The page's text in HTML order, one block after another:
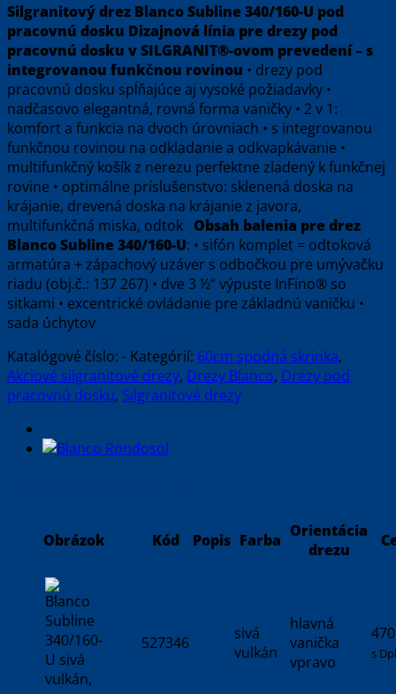
Silgranitový drez Blanco Subline 340/160-U pod
pracovnú dosku Dizajnová línia pre drezy pod
pracovnú dosku v SILGRANIT®-ovom prevedení – s
integrovanou funkčnou rovinou • drezy pod
pracovnú dosku spĺňajúce aj vysoké požiadavky •
nadčasovo elegantná, rovná forma vaničky • 2 v 1:
komfort a funkcia na dvoch úrovniach • s integrovanou
funkčnou rovinou na odkladanie a odkvapkávanie •
multifunkčný košík z nerezu perfektne zladený k funkčnej
rovine • optimálne príslušenstvo: sklenená doska na
krájanie, drevená doska na krájanie z javora,
multifunkčná miska, odtok Obsah balenia pre drez
Blanco Subline 340/160-U: • sifón komplet = odtoková
armatúra + zápachový uzáver s odbočkou pre umývačku
riadu (obj.č.: 137 267) • dve 3 ½“ výpuste InFino® so
sitkami • excentrické ovládanie pre základnú vaničku •
sada úchytov
Katalógové číslo: - Kategórií: 60cm spodná skrinka,
Akciové silgranitové drezy, Drezy Blanco, Drezy pod
pracovnú dosku, Silgranitové drezy
Obrázok Kód Popis Farba Orientácia
drezu
527346
sivá
vulkán
hlavná
vanička
vpravo
s